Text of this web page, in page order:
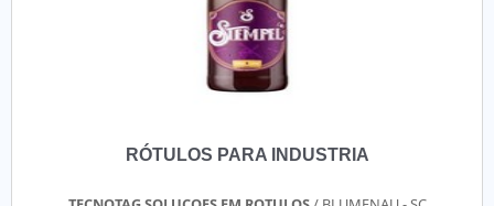
RÓTULOS PARA INDUSTRIA